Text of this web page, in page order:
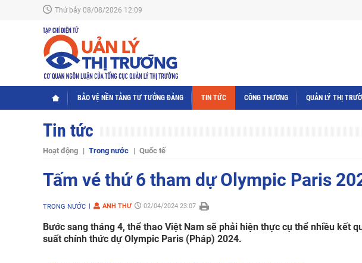
Thứ bảy 08/08/2026 12:09
BẢO VỆ NỀN TẢNG TƯ TƯỞNG ĐẢNG TIN TỨC CÔNG THƯƠNG QUẢN LÝ THỊ
Tin tức
Hoạt động Trong nước Quốc tế
Tấm vé thứ 6 tham dự Olympic Paris
TRONG NƯỚC ANH THƯ 02/04/2024 23:07
Bước sang tháng 4, thể thao Việt Nam sẽ phải hiện thực cụ thể nhiều kết
suất chính thức dự Olympic Paris (Pháp) 2024.